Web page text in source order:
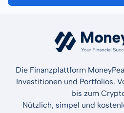
Die Finanzplattform
Investitionen und Portfolios.
bis zum
Nützlich, simpel und